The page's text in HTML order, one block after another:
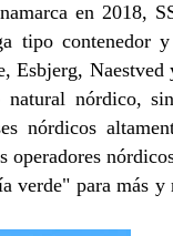
en 2018,
tipo contenedor
Esbjerg,
nórdico,
nórdicos
verde" para más y